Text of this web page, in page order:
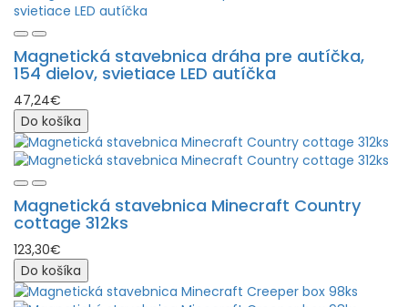
Magnetická stavebnica dráha pre autíčka,
154 dielov, svietiace LED autíčka
47,24€
Do košíka
Magnetická stavebnica Minecraft Country
cottage 312ks
123,30€
Do košíka